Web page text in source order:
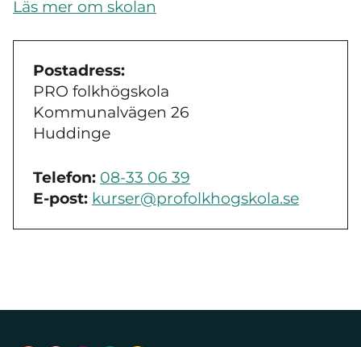
Läs mer om skolan
Postadress:
PRO folkhögskola
Kommunalvägen 26
Huddinge
Telefon: 08-33 06 39
E-post: kurser@profolkhogskola.se